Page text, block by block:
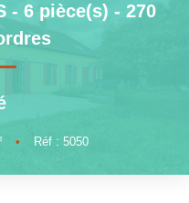
- 6 pièce(s) - 270
• Réf : 5050